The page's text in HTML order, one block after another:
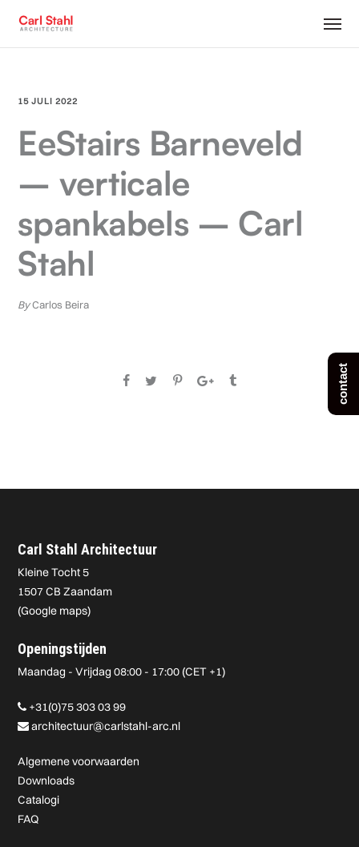
15 JULI 2022
EeStairs Barneveld
– verticale
spankabels – Carl
Stahl
ByCarlos Beira
Carl Stahl Architectuur
Kleine Tocht 5
1507 CB Zaandam
(Google maps)
Openingstijden
Maandag - Vrijdag 08:00 - 17:00 (CET +1)
+31(0)75 303 03 99
architectuur@carlstahl-arc.nl
Algemene voorwaarden
Downloads
Catalogi
FAQ
contact